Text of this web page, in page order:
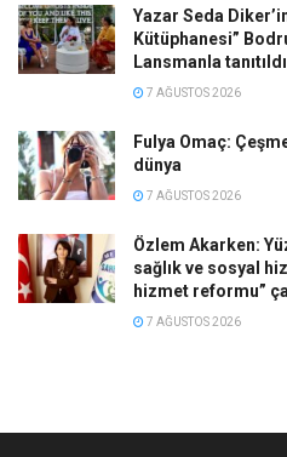
Yazar Seda
Kütüphanesi”
Lansmanla
7 AĞUSTOS 2026
Fulya Omaç:
dünya
7 AĞUSTOS 2026
Özlem Akarken:
sağlık ve sosyal
hizmet reformu”
7 AĞUSTOS 2026